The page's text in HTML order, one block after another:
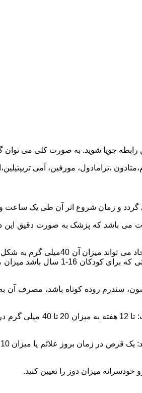
جویا شوید. به صورت کلی می توان
،ترامادول، مورفین، آمی
می باشد که پزشک به صورت دقیق این
خودسرانه میزان دوز را تعیین کنید.